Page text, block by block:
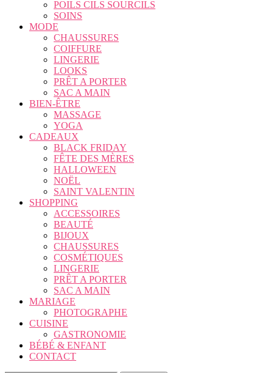
POILS CILS SOURCILS
SOINS
MODE
CHAUSSURES
COIFFURE
LINGERIE
LOOKS
PRÊT A PORTER
SAC A MAIN
BIEN-ÊTRE
MASSAGE
YOGA
CADEAUX
BLACK FRIDAY
FÊTE DES MÈRES
HALLOWEEN
NOËL
SAINT VALENTIN
SHOPPING
ACCESSOIRES
BEAUTÉ
BIJOUX
CHAUSSURES
COSMÉTIQUES
LINGERIE
PRÊT A PORTER
SAC A MAIN
MARIAGE
PHOTOGRAPHE
CUISINE
GASTRONOMIE
BÉBÉ & ENFANT
CONTACT